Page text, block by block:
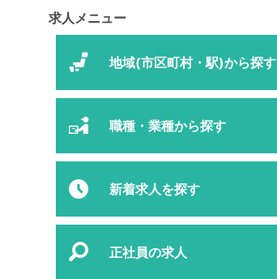
求人メニュー
地域(市区町村・駅)から探す
職種・業種から探す
新着求人を探す
正社員の求人